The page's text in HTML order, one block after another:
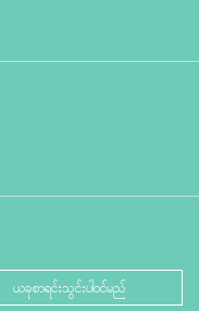
ယခုစာရင်းသွင်းပါဝင်မည်